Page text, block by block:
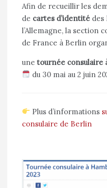
Afin de recueillir les
de cartes d’identité des
l’Allemagne, la section
de France à Berlin
une tournée consulaire
du 30 mai au 2 juin
Plus d’informations
consulaire de Berlin